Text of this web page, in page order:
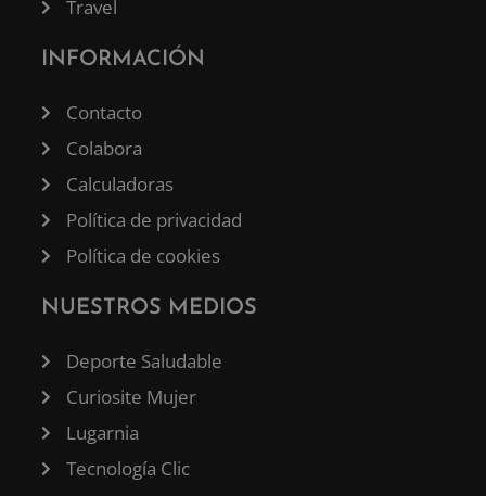
Travel
INFORMACIÓN
Contacto
Colabora
Calculadoras
Política de privacidad
Política de cookies
NUESTROS MEDIOS
Deporte Saludable
Curiosite Mujer
Lugarnia
Tecnología Clic